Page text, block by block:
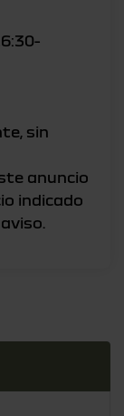
sin
anuncio
indicado